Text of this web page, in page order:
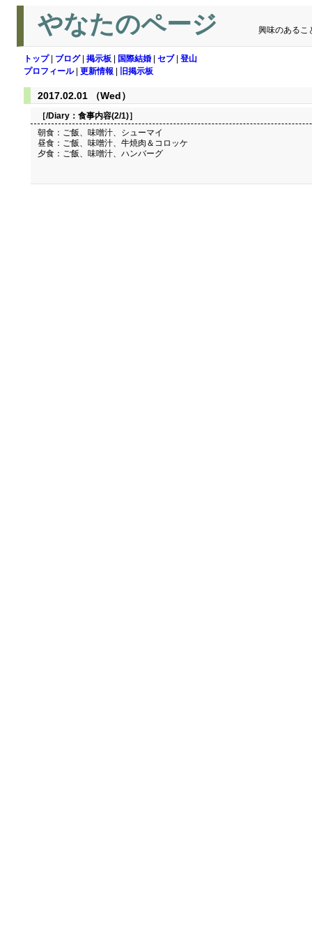
やなたのページ 興味のあるこ
トップ| ブログ| 掲示板 国際結婚 セブ| 登山
プロフィール| 更新情報 旧掲示板
2017.02.01 （Wed）
［/Diary： 食事内容(2/1)］
朝食：ご飯、味噌汁、シューマイ
昼食：ご飯、味噌汁、牛焼肉＆コロッケ
夕食：ご飯、味噌汁、ハンバーグ